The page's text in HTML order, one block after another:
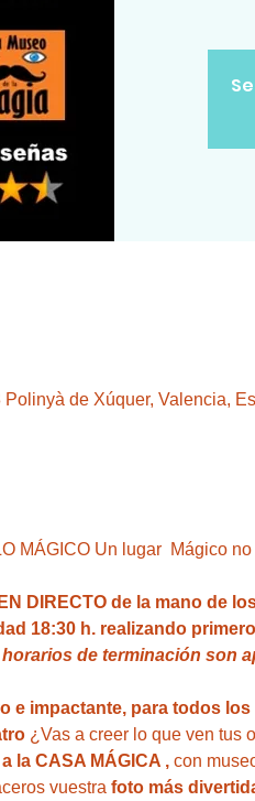
de Xúquer, Valencia,
MÁGICO Un lugar  Mágico
DIRECTO de la mano de
18:30 h. realizando
de terminación son
e impactante, para todos
¿Vas a creer lo que ven tus
la CASA MÁGICA , con
vuestra foto más